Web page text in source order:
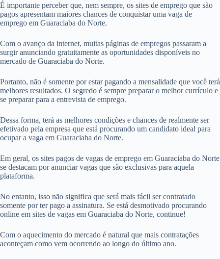
É importante perceber que, nem sempre, os sites de emprego que são
pagos apresentam maiores chances de conquistar uma vaga de
emprego em Guaraciaba do Norte.
Com o avanço da internet, muitas páginas de empregos passaram a
surgir anunciando gratuitamente as oportunidades disponíveis no
mercado de Guaraciaba do Norte.
Portanto, não é somente por estar pagando a mensalidade que você terá
melhores resultados. O segredo é sempre preparar o melhor currículo e
se preparar para a entrevista de emprego.
Dessa forma, terá as melhores condições e chances de realmente ser
efetivado pela empresa que está procurando um candidato ideal para
ocupar a vaga em Guaraciaba do Norte.
Em geral, os sites pagos de vagas de emprego em Guaraciaba do Norte
se destacam por anunciar vagas que são exclusivas para aquela
plataforma.
No entanto, isso não significa que será mais fácil ser contratado
somente por ter pago a assinatura. Se está desmotivado procurando
online em sites de vagas em Guaraciaba do Norte, continue!
Com o aquecimento do mercado é natural que mais contratações
aconteçam como vem ocorrendo ao longo do último ano.